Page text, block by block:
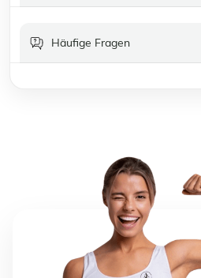
Häufige Fragen